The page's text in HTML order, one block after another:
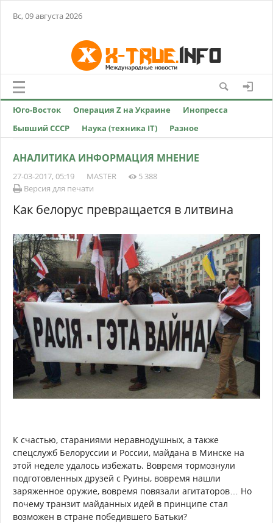
Вс, 09 августа 2026
Юго-Восток Операция Z на Украине
Инопресса
Бывший СССР
Наука (техника IT) Разное
АНАЛИТИКА ИНФОРМАЦИЯ МНЕНИЕ
27-03-2017, 05:19 MASTER
5 388
Версия для печати
Как белорус превращается в литвина
К счастью, стараниями неравнодушных, а также
спецслужб Белоруссии и России, майдана в Минске на
этой неделе удалось избежать. Вовремя тормознули
подготовленных друзей с Руины, вовремя нашли
заряженное оружие, вовремя повязали агитаторов… Но
почему транзит майданных идей в принципе стал
возможен в стране победившего Батьки?